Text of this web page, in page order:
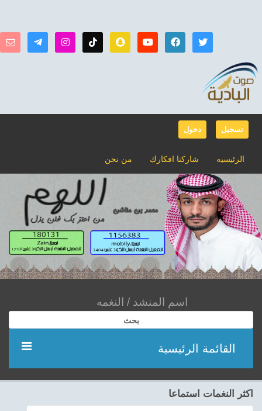
دخول تسجيل
من نحن شاركنا افكارك الرئيسيه
بحث
القائمة الرئيسية
مؤديين
اكثر النغمات استماعا